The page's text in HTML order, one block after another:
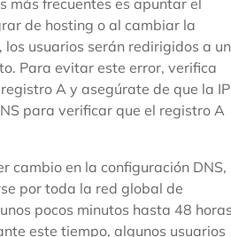
más frecuentes es apuntar el
de hosting o al cambiar la
usuarios serán redirigidos a un
Para evitar este error, verifica
A y asegúrate de que la IP
para verificar que el registro A
cambio en la configuración DNS,
por toda la red global de
pocos minutos hasta 48
este tiempo, algunos usuarios